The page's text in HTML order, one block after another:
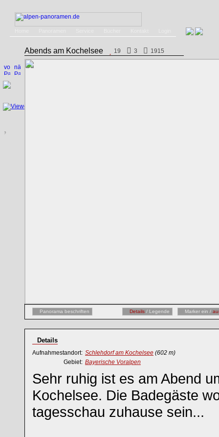
Abends am Kochelsee 19 3 1915
Panorama beschriften Details / Legende Marker ein /
Details
Aufnahmestandort: Schlehdorf am Kochelsee (602 m)
Gebiet: Bayerische Voralpen
Sehr ruhig ist es am Abend
Kochelsee. Die Badegäste
tagesschau zuhause sein...